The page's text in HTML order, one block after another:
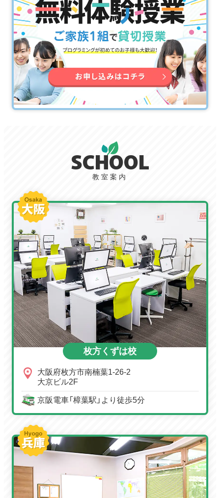
SCHOOL
教室案内
枚方くずは校
大阪府枚方市南楠葉1-26-2
大京ビル2F
京阪電車「樟葉駅」より徒歩5分